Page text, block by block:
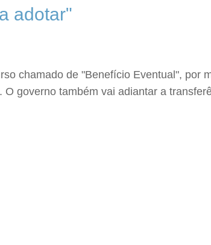
adotar"
chamado de "Benefício Eventual", por
governo também vai adiantar a